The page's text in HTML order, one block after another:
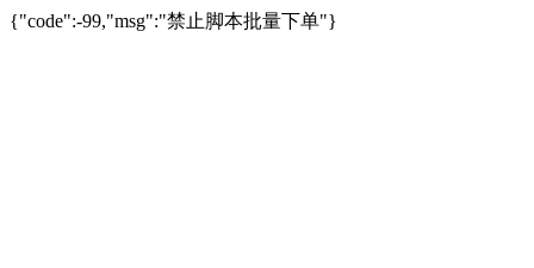
{"code":-99,"msg":"禁止脚本批量下单"}